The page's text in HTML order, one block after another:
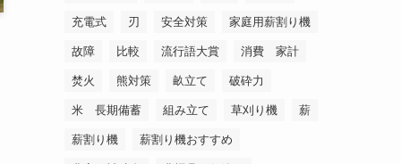
充電式 刃 安全対策 家庭用薪割り機
故障 比較 流行語大賞 消費 家計
焚火 熊対策 畝立て 破砕力
米 長期備蓄 組み立て 草刈り機 薪
薪割り機 薪割り機おすすめ